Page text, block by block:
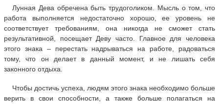
Лунная Дева обречена быть трудоголиком. Мысль о том, что
работа выполняется недостаточно хорошо, ее уровень не
соответствует требованиям, она никогда не сможет стать
результативной, посещает Деву часто. Главное для человека
этого знака – перестать надрываться на работе, радоваться
тому, что он делает в данный момент, и не лишать себя
законного отдыха.
Чтобы достичь успеха, людям этого знака необходимо больше
верить в свои способности, а также больше полагаться на